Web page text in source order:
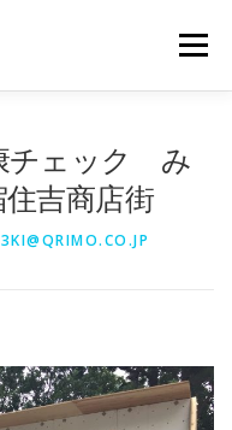
メニュー
チェック み
吉商店街